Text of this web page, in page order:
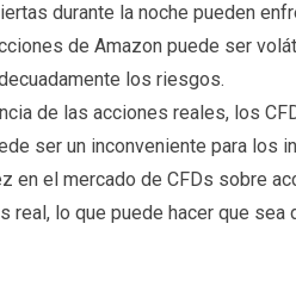
durante la noche pueden
de Amazon puede ser
los riesgos.
de las acciones reales, los
ser un inconveniente para los
en el mercado de CFDs sobre
real, lo que puede hacer que